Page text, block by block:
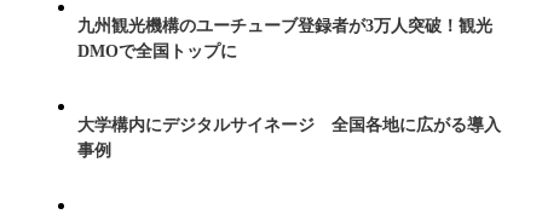
九州観光機構のユーチューブ登録者が3万人突破！観光
DMOで全国トップに
大学構内にデジタルサイネージ 全国各地に広がる導入
事例